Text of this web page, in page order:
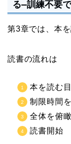
る―訓練不要
第3章では、本
読書の流れは
本を読む
制限時間
全体を俯
読書開始